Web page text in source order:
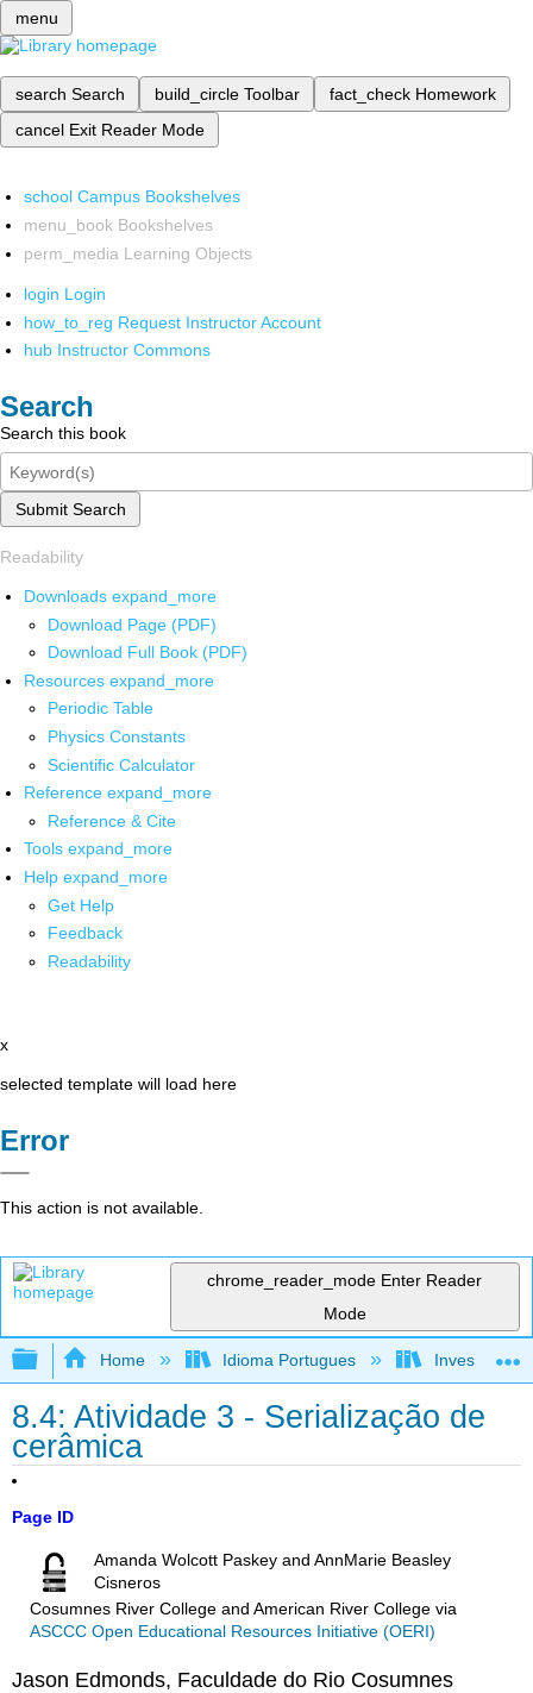
menu
search Search build_circle Toolbar fact_check Homework
cancel Exit Reader Mode
school Campus Bookshelves
menu_book Bookshelves
perm_media Learning Objects
login Login
how_to_reg Request Instructor Account
hub Instructor Commons
Search
Search this book
Submit Search
Readability
Downloads expand_more
Download Page (PDF)
Download Full Book (PDF)
Resources expand_more
Periodic Table
Physics Constants
Scientific Calculator
Reference expand_more
Reference & Cite
Tools expand_more
Help expand_more
Get Help
Feedback
Readability
x
selected template will load here
Error
This action is not available.
chrome_reader_mode Enter Reader
Mode
Expand/collapse global hierarchy
Home Idioma Portugues
8.4: Atividade 3 - Serialização de
cerâmica
Page ID
Amanda Wolcott Paskey and AnnMarie Beasley
Cisneros
Cosumnes River College and American River Collegevia
ASCCC Open Educational Resources Initiative (OERI)
Jason Edmonds, Faculdade do Rio Cosumnes